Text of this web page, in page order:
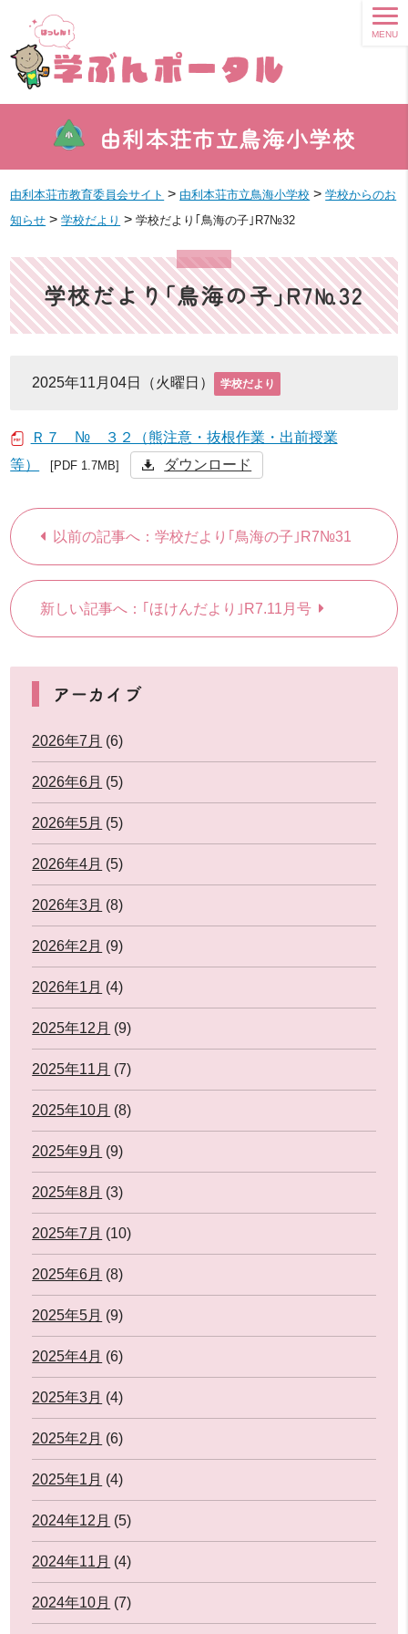
由利本荘市立鳥海小学校
MENU
由利本荘市教育委員会サイト > 由利本荘市立鳥海小学校 >学校からのお
知らせ >学校だより >学校だより｢鳥海の子｣R7№32
学校だより｢鳥海の子｣R7№32
2025年11月04日（火曜日） 学校だより
Ｒ７ № ３２（熊注意・抜根作業・出前授業
等）
[PDF 1.7MB] ダウンロード
以前の記事へ：学校だより｢鳥海の子｣R7№31
新しい記事へ：｢ほけんだより｣R7.11月号
アーカイブ
2026年7月 (6)
2026年6月 (5)
2026年5月 (5)
2026年4月 (5)
2026年3月 (8)
2026年2月 (9)
2026年1月 (4)
2025年12月 (9)
2025年11月 (7)
2025年10月 (8)
2025年9月 (9)
2025年8月 (3)
2025年7月 (10)
2025年6月 (8)
2025年5月 (9)
2025年4月 (6)
2025年3月 (4)
2025年2月 (6)
2025年1月 (4)
2024年12月 (5)
2024年11月 (4)
2024年10月 (7)